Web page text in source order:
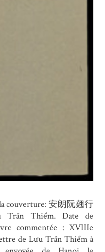
couverture: 安朗阮翹行
Thiểm. Date de
commentée : XVIIIe
de Lưu Trần Thiểm à